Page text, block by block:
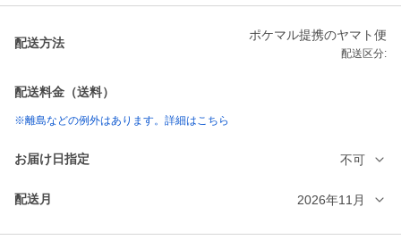
配送方法
ポケマル提携のヤマト便
配送区分:
配送料金（送料）
※離島などの例外はあります。詳細はこちら
お届け日指定 不可
配送月 2026年11月